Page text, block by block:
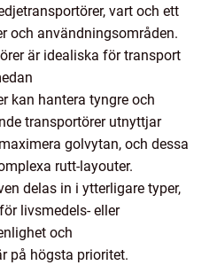
vart och ett
och användningsområden.
är idealiska för transport
kan hantera tyngre och
transportörer utnyttjar
golvytan, och dessa
rutt-layouter.
delas in i ytterligare typer,
livsmedels- eller
och
på högsta prioritet.